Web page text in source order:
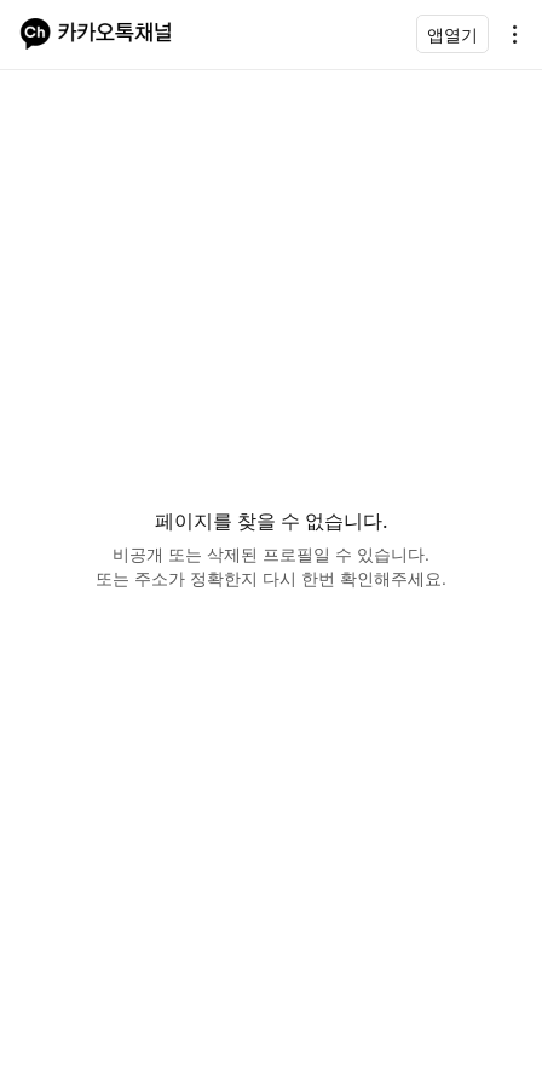
앱열기
페이지를 찾을 수 없습니다.
비공개 또는 삭제된 프로필일 수 있습니다.
또는 주소가 정확한지 다시 한번 확인해주세요.